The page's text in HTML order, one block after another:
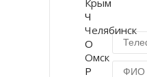
Крым
Ч
Челябинск
О
Омск
Р